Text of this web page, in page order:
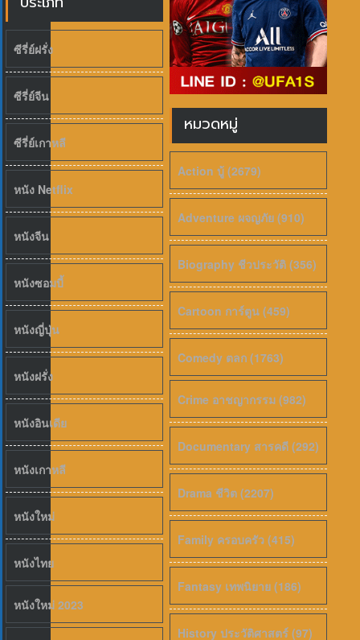
ซีรี่ย์ฝรั่ง
ซีรี่ย์จีน
ซีรี่ย์เกาหลี
หนัง Netflix
หนังจีน
หนังซอมบี้
หนังญี่ปุ่น
หนังฝรั่ง
หนังอินเดีย
หนังเกาหลี
หนังใหม่
หนังไทย
หนังใหม่ 2023
5.8
หมวดหมู่
Action บู้ (2679)
Adventure ผจญภัย (910)
Biography ชีวประวัติ (356)
Cartoon การ์ตูน (459)
Comedy ตลก (1763)
Crime อาชญากรรม (982)
Documentary สารคดี (292)
Drama ชีวิต (2207)
Family ครอบครัว (415)
Fantasy เทพนิยาย (186)
History ประวัติศาสตร์ (97)